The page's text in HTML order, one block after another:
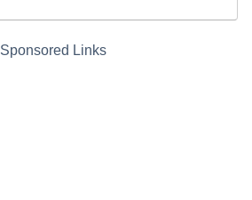
Sponsored Links